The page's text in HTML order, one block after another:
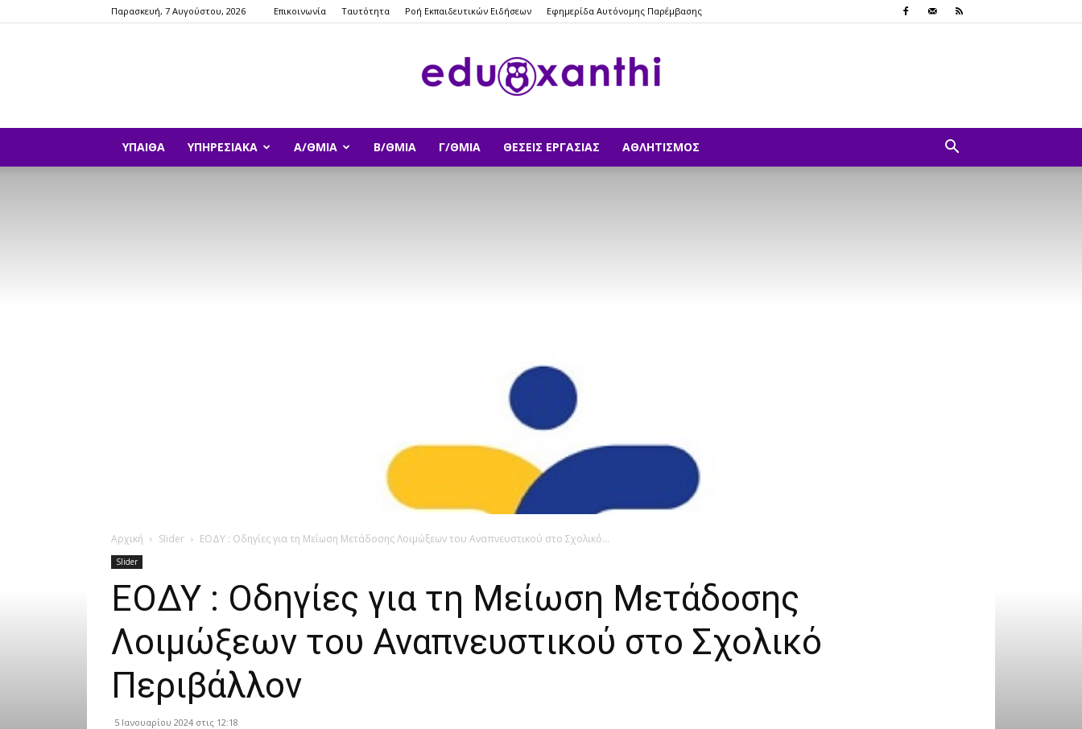
Παρασκευή, 7 Αυγούστου, 2026 Επικοινωνία Ταυτότητα Ροή Εκπαιδευτικών Ειδήσεων Εφημερίδα Αυτόνομης Παρέμβασης
eduxanthi
ΥΠΑΙΘΑ ΥΠΗΡΕΣΙΑΚΆ Α/ΘΜΙΑ Β/ΘΜΙΑ Γ/ΘΜΙΑ ΘΈΣΕΙΣ ΕΡΓΑΣΊΑΣ ΑΘΛΗΤΙΣΜΌΣ
Αρχική Slider ΕΟΔΥ : Οδηγίες για τη Μείωση Μετάδοσης Λοιμώξεων του Αναπνευστικού στο Σχολικό...
Slider
ΕΟΔΥ : Οδηγίες για τη Μείωση Μετάδοσης
Λοιμώξεων του Αναπνευστικού στο Σχολικό
Περιβάλλον
5 Ιανουαρίου 2024 στις 12:18